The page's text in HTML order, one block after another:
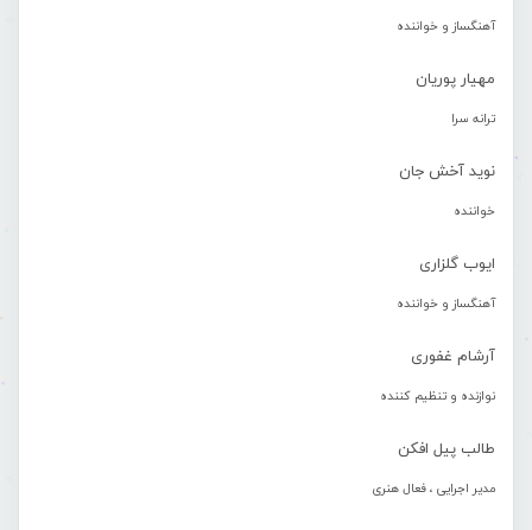
آهنگساز و خواننده
مهیار پوریان
ترانه سرا
نوید آخش جان
خواننده
ایوب گلزاری
آهنگساز و خواننده
آرشام غفوری
نوازنده و تنظیم کننده
طالب پیل افکن
مدیر اجرایی ، فعال هنری